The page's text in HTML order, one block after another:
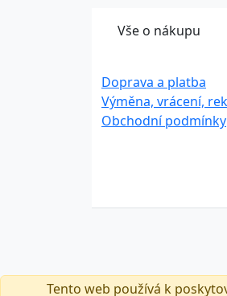
Tento web používá k
Vše o nákupu
Doprava a platba
Výměna, vrácení,
Obchodní podmínky